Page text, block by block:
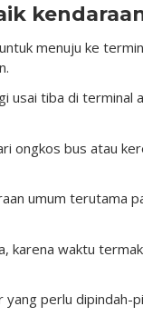
menuju ke
usai tiba di terminal
ongkos bus atau
umum terutama
karena waktu
perlu dipindah-